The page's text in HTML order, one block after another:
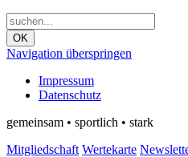
OK
Navigation überspringen
Impressum
Datenschutz
gemeinsam • sportlich • stark
Mitgliedschaft Wertekarte